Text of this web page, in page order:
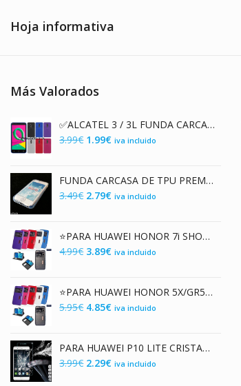
Hoja informativa
Más Valorados
✅ALCATEL 3 / 3L FUNDA CARCASA DE GEL TPU MATE
3.99€ El
era:
3.99€.
1.99€El
es:
1.99€.
iva incluido
FUNDA CARCASA DE TPU PREMIUM TRANSPARENTE PARA IPHONE SE/5G/5S TPU CLEAR CASE
3.49€ El
era:
3.49€.
2.79€El
es:
2.79€.
iva incluido
⭐PARA HUAWEI HONOR 7i SHOT X FUNDA DE TAPA LIBRO FLIP COVER CON VENTANA
4.99€ El
era:
4.99€.
3.89€El
es:
3.89€.
iva incluido
⭐PARA HUAWEI HONOR 5X/GR5 FUNDA DE TAPA LIBRO FLIP COVER CON VENTANA EN POLIPIEL
5.95€ El
era:
5.95€.
4.85€El
es:
4.85€.
iva incluido
PARA HUAWEI P10 LITE CRISTAL TEMPLADO 9H 2.5D TEMPERED GLASS PROTECTOR
3.99€ El
2.29€Eliva incluido